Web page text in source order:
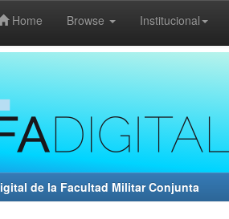
Home Browse Institucional
de la Facultad Militar Conjunta